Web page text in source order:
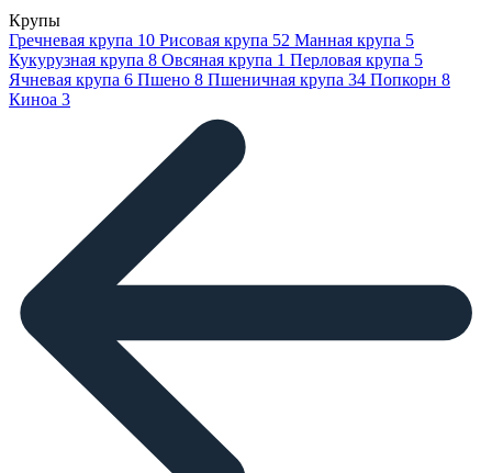
Крупы
Гречневая крупа 10 Рисовая крупа 52 Манная крупа 5
Кукурузная крупа 8 Овсяная крупа 1 Перловая крупа 5
Ячневая крупа 6 Пшено 8 Пшеничная крупа 34 Попкорн 8
Киноа 3